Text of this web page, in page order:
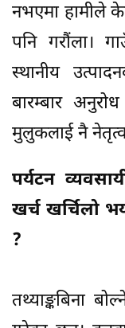
नभएमा हामीले
पनि गरौंला।
स्थानीय
बारम्बार
मुलुकलाई नै
पर्यटन
खर्च खर्चिलो
?
तथ्याङ्कबिना